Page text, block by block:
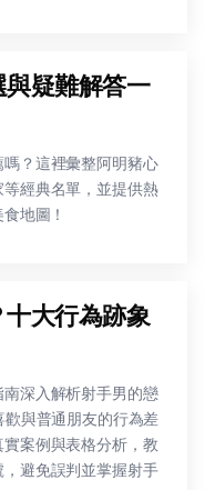
疑難解答一
？這裡彙整阿明豬心
經典名單，並提供熱
地圖！
大行為跡象
深入解析射手男的戀
與普通朋友的行為差
案例與表格分析，教
避免誤判並掌握射手